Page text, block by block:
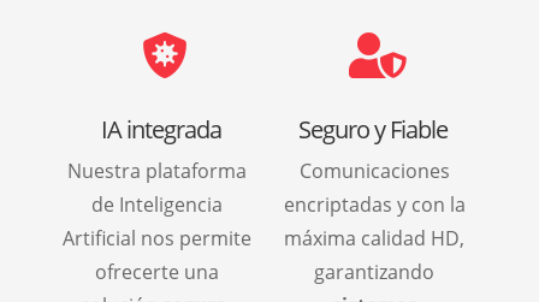

IA integrada
Nuestra plataforma
de Inteligencia
Artificial nos permite
ofrecerte una

Seguro y Fiable
Comunicaciones
encriptadas y con la
máxima calidad HD,
garantizando